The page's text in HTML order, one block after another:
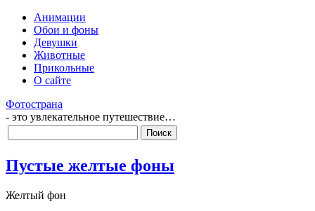
Анимации
Обои и фоны
Девушки
Животные
Прикольные
О сайте
Фотострана
- это увлекательное путешествие…
Пустые желтые фоны
Желтый фон